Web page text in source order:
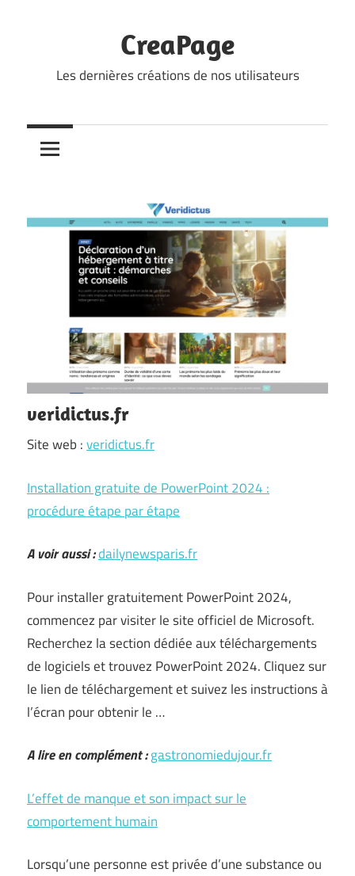
CreaPage
Les dernières créations de nos utilisateurs
veridictus.fr
Site web :veridictus.fr
Installation gratuite de PowerPoint 2024 :
procédure étape par étape
A voir aussi :dailynewsparis.fr
Pour installer gratuitement PowerPoint 2024,
commencez par visiter le site officiel de Microsoft.
Recherchez la section dédiée aux téléchargements
de logiciels et trouvez PowerPoint 2024. Cliquez sur
le lien de téléchargement et suivez les instructions à
l’écran pour obtenir le …
A lire en complément :gastronomiedujour.fr
L’effet de manque et son impact sur le
comportement humain
Lorsqu’une personne est privée d’une substance ou